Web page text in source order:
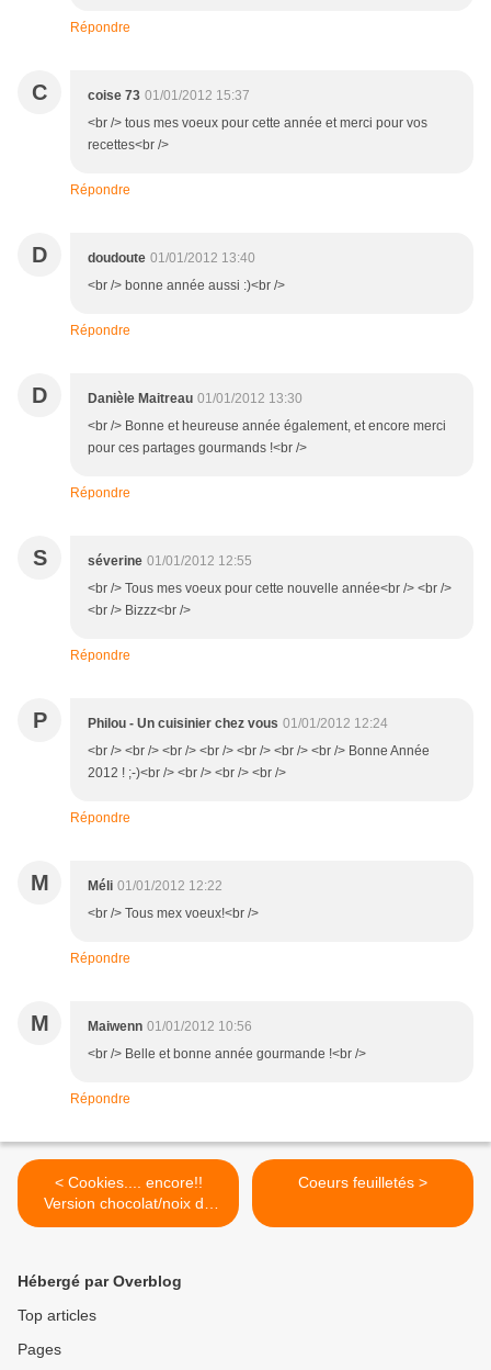
Répondre
C coise 73 01/01/2012 15:37
<br /> tous mes voeux pour cette année et merci pour vos
recettes<br />
Répondre
D doudoute 01/01/2012 13:40
<br /> bonne année aussi :)<br />
Répondre
D Danièle Maitreau 01/01/2012 13:30
<br /> Bonne et heureuse année également, et encore merci
pour ces partages gourmands !<br />
Répondre
S séverine 01/01/2012 12:55
<br /> Tous mes voeux pour cette nouvelle année<br /> <br />
<br /> Bizzz<br />
Répondre
P Philou - Un cuisinier chez vous 01/01/2012 12:24
<br /> <br /> <br /> <br /> <br /> <br /> <br /> Bonne Année
2012 ! ;-)<br /> <br /> <br /> <br />
Répondre
M Méli 01/01/2012 12:22
<br /> Tous mex voeux!<br />
Répondre
M Maiwenn 01/01/2012 10:56
<br /> Belle et bonne année gourmande !<br />
Répondre
< Cookies.... encore!!
Version chocolat/noix de
cajou
Coeurs feuilletés >
Hébergé par Overblog
Top articles
Pages